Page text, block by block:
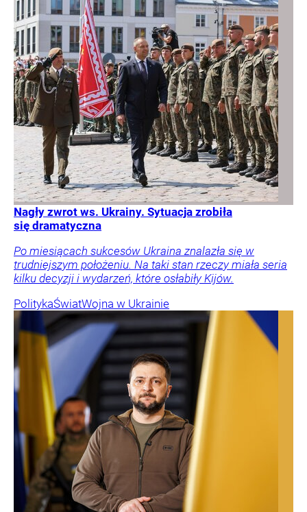
Nagły zwrot ws. Ukrainy. Sytuacja zrobiła
się dramatyczna
Po miesiącach sukcesów Ukraina znalazła się w
trudniejszym położeniu. Na taki stan rzeczy miała seria
kilku decyzji i wydarzeń, które osłabiły Kijów.
PolitykaŚwiatWojna w Ukrainie